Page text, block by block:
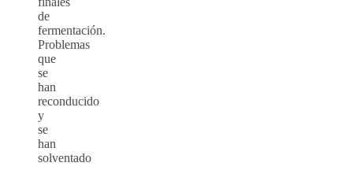
de
fermentación.
Problemas
que
se
han
reconducido
y
se
han
solventado